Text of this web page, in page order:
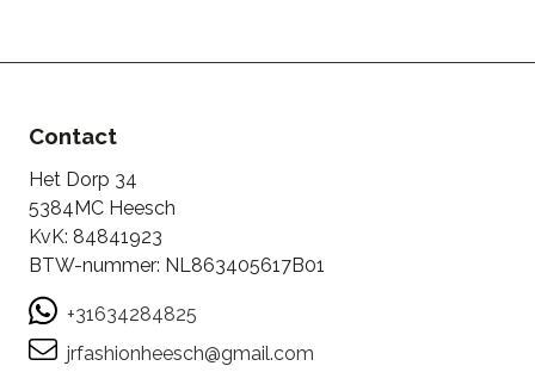
Contact
Het Dorp 34
5384MC Heesch
KvK: 84841923
BTW-nummer: NL863405617B01
+31634284825
jrfashionheesch@gmail.com